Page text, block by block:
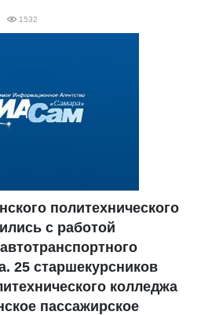
1532
политехнического
с работой
25 старшекурсников
колледжа
пассажирское